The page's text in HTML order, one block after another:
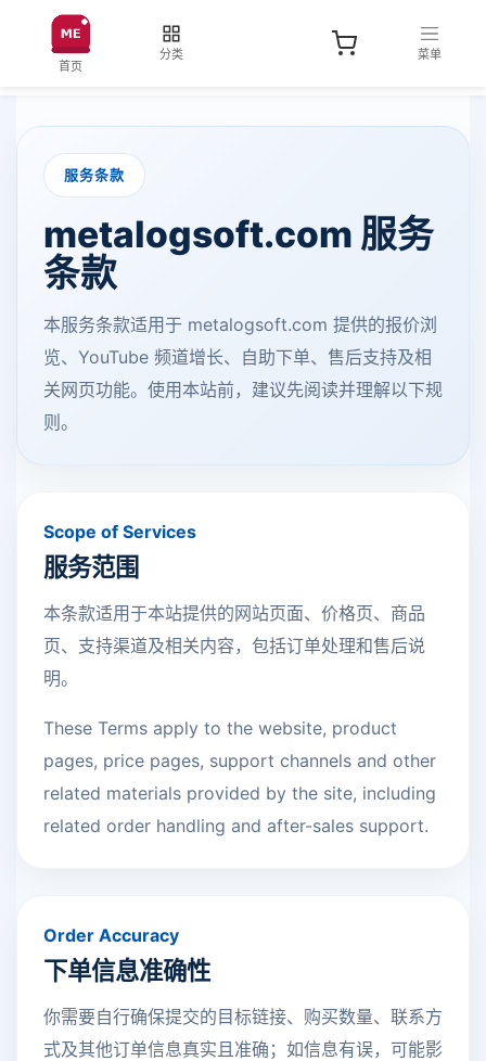
首页
分类 菜单
服务条款
metalogsoft.com 服务
条款
本服务条款适用于 metalogsoft.com 提供的报价浏
览、YouTube 频道增长、自助下单、售后支持及相
关网页功能。使用本站前，建议先阅读并理解以下规
则。
Scope of Services
服务范围
本条款适用于本站提供的网站页面、价格页、商品
页、支持渠道及相关内容，包括订单处理和售后说
明。
These Terms apply to the website, product
pages, price pages, support channels and other
related materials provided by the site, including
related order handling and after-sales support.
Order Accuracy
下单信息准确性
你需要自行确保提交的目标链接、购买数量、联系方
式及其他订单信息真实且准确；如信息有误，可能影